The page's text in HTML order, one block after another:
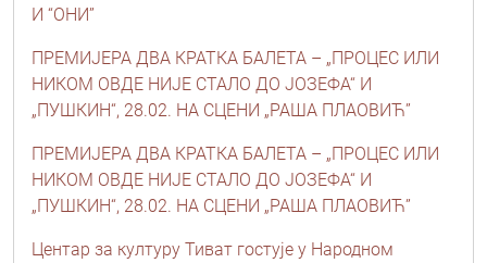
И “ОНИ”
ПРЕМИЈЕРА ДВА КРАТКА БАЛЕТА – „ПРОЦЕС ИЛИ
НИКОМ ОВДЕ НИЈЕ СТАЛО ДО ЈОЗЕФА“ И
„ПУШКИН“, 28.02. НА СЦЕНИ „РАША ПЛАОВИЋ”
ПРЕМИЈЕРА ДВА КРАТКА БАЛЕТА – „ПРОЦЕС ИЛИ
НИКОМ ОВДЕ НИЈЕ СТАЛО ДО ЈОЗЕФА“ И
„ПУШКИН“, 28.02. НА СЦЕНИ „РАША ПЛАОВИЋ”
Центар за културу Тиват гостује у Народном